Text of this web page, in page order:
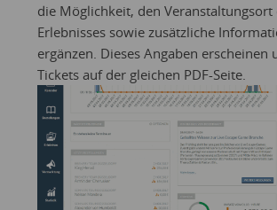
die Möglichkeit, den Veranstaltungsort
Erlebnisses sowie zusätzliche
ergänzen. Dieses Angaben erscheinen
Tickets auf der gleichen PDF-Seite.